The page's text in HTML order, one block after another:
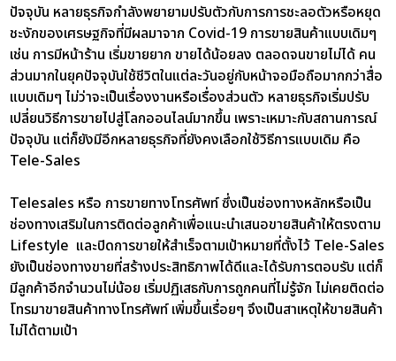
ปัจจุบัน หลายธุรกิจกำลังพยายามปรับตัวกับการการชะลอตัวหรือหยุด
ชะงักของเศรษฐกิจที่มีผลมาจาก Covid-19 การขายสินค้าแบบเดิมๆ
เช่น การมีหน้าร้าน เริ่มขายยาก ขายได้น้อยลง ตลอดจนขายไม่ได้ คน
ส่วนมากในยุคปัจจุบันใช้ชีวิตในแต่ละวันอยู่กับหน้าจอมือถือมากกว่าสื่อ
แบบเดิมๆ ไม่ว่าจะเป็นเรื่องงานหรือเรื่องส่วนตัว หลายธุรกิจเริ่มปรับ
เปลี่ยนวิธีการขายไปสู่โลกออนไลน์มากขึ้น เพราะเหมาะกับสถานการณ์
ปัจจุบัน แต่ก็ยังมีอีกหลายธุรกิจที่ยังคงเลือกใช้วิธีการแบบเดิม คือ
Tele-Sales
Telesales หรือ การขายทางโทรศัพท์ ซึ่งเป็นช่องทางหลักหรือเป็น
ช่องทางเสริมในการติดต่อลูกค้าเพื่อแนะนำเสนอขายสินค้าให้ตรงตาม
Lifestyle และปิดการขายให้สำเร็จตามเป้าหมายที่ตั้งไว้ Tele-Sales
ยังเป็นช่องทางขายที่สร้างประสิทธิภาพได้ดีและได้รับการตอบรับ แต่ก็
มีลูกค้าอีกจำนวนไม่น้อย เริ่มปฏิเสธกับการถูกคนที่ไม่รู้จัก ไม่เคยติดต่อ
โทรมาขายสินค้าทางโทรศัพท์ เพิ่มขึ้นเรื่อยๆ จึงเป็นสาเหตุให้ขายสินค้า
ไม่ได้ตามเป้า